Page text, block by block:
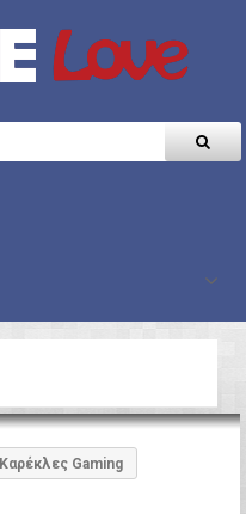
Καρέκλες Gaming